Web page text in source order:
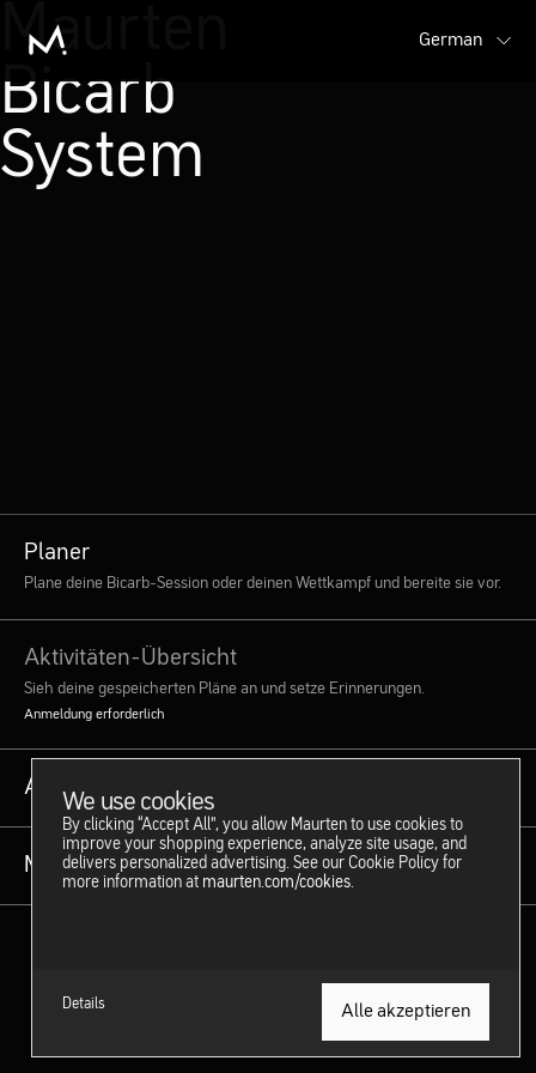
German
Maurten
Bicarb
System
Planer
Plane deine Bicarb-Session oder deinen Wettkampf und bereite sie vor.
Aktivitäten-Übersicht
Sieh deine gespeicherten Pläne an und setze Erinnerungen.
Anmeldung erforderlich
Anweisungen zum Mischen
Mehr erfahren
We use cookies
By clicking “Accept All”, you allow Maurten to use cookies to
improve your shopping experience, analyze site usage, and
delivers personalized advertising. See our Cookie Policy for
more information at maurten.com/cookies
Details